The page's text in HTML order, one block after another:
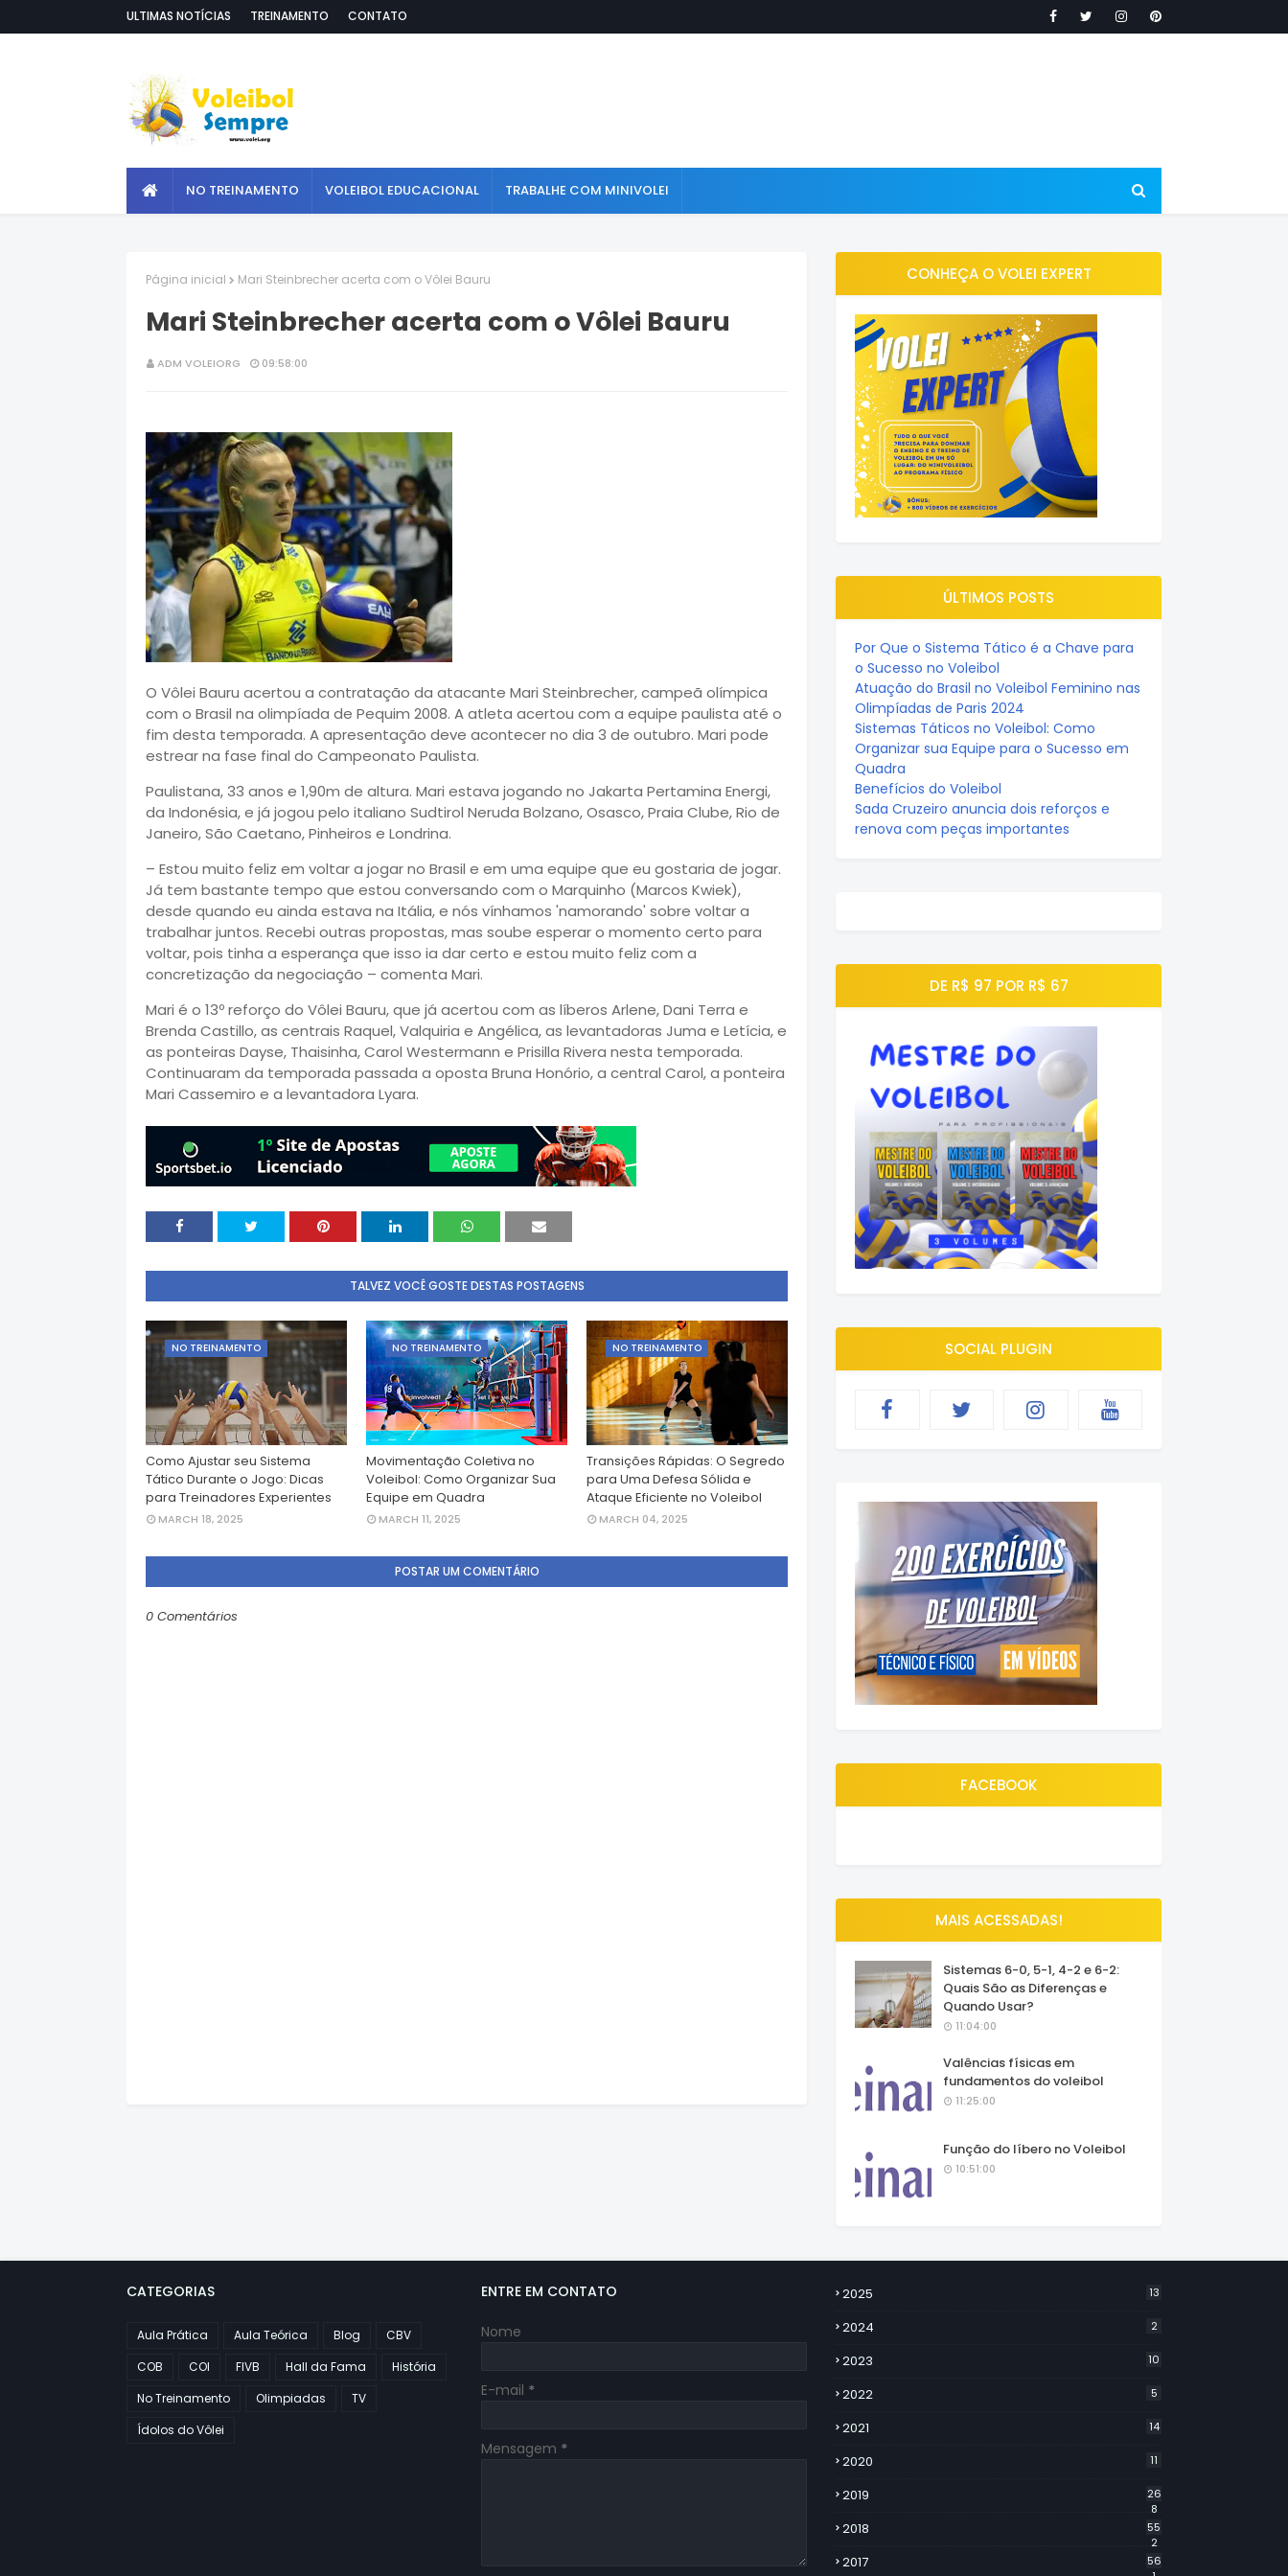
ULTIMAS NOTÍCIAS TREINAMENTO CONTATO
NO TREINAMENTO VOLEIBOL EDUCACIONAL TRABALHE COM MINIVOLEI
Página inicial Mari Steinbrecher acerta com o Vôlei Bauru
Mari Steinbrecher acerta com o Vôlei Bauru
ADM VOLEIORG 09:58:00
O Vôlei Bauru acertou a contratação da atacante Mari Steinbrecher, campeã olímpica
com o Brasil na olimpíada de Pequim 2008. A atleta acertou com a equipe paulista até o
fim desta temporada. A apresentação deve acontecer no dia 3 de outubro. Mari pode
estrear na fase final do Campeonato Paulista.
Paulistana, 33 anos e 1,90m de altura. Mari estava jogando no Jakarta Pertamina Energi,
da Indonésia, e já jogou pelo italiano Sudtirol Neruda Bolzano, Osasco, Praia Clube, Rio de
Janeiro, São Caetano, Pinheiros e Londrina.
– Estou muito feliz em voltar a jogar no Brasil e em uma equipe que eu gostaria de jogar.
Já tem bastante tempo que estou conversando com o Marquinho (Marcos Kwiek),
desde quando eu ainda estava na Itália, e nós vínhamos 'namorando' sobre voltar a
trabalhar juntos. Recebi outras propostas, mas soube esperar o momento certo para
voltar, pois tinha a esperança que isso ia dar certo e estou muito feliz com a
concretização da negociação – comenta Mari.
Mari é o 13º reforço do Vôlei Bauru, que já acertou com as líberos Arlene, Dani Terra e
Brenda Castillo, as centrais Raquel, Valquiria e Angélica, as levantadoras Juma e Letícia, e
as ponteiras Dayse, Thaisinha, Carol Westermann e Prisilla Rivera nesta temporada.
Continuaram da temporada passada a oposta Bruna Honório, a central Carol, a ponteira
Mari Cassemiro e a levantadora Lyara.
TALVEZ VOCÊ GOSTE DESTAS POSTAGENS
NO TREINAMENTO
Como Ajustar seu Sistema
Tático Durante o Jogo: Dicas
para Treinadores Experientes
MARCH 18, 2025
NO TREINAMENTO
Movimentação Coletiva no
Voleibol: Como Organizar Sua
Equipe em Quadra
MARCH 11, 2025
NO TREINAMENTO
Transições Rápidas: O Segredo
para Uma Defesa Sólida e
Ataque Eficiente no Voleibol
MARCH 04, 2025
POSTAR UM COMENTÁRIO
0 Comentários
CONHEÇA O VOLEI EXPERT
ÚLTIMOS POSTS
Por Que o Sistema Tático é a Chave para
o Sucesso no Voleibol
Atuação do Brasil no Voleibol Feminino nas
Olimpíadas de Paris 2024
Sistemas Táticos no Voleibol: Como
Organizar sua Equipe para o Sucesso em
Quadra
Benefícios do Voleibol
Sada Cruzeiro anuncia dois reforços e
renova com peças importantes
DE R$ 97 POR R$ 67
SOCIAL PLUGIN
FACEBOOK
MAIS ACESSADAS!
Sistemas 6-0, 5-1, 4-2 e 6-2:
Quais São as Diferenças e
Quando Usar?
11:04:00
Valências físicas em
fundamentos do voleibol
11:25:00
Função do líbero no Voleibol
10:51:00
CATEGORIAS
Aula Prática Aula Teórica Blog
CBV
COB
COI FIVB Hall da Fama
História
No Treinamento
Olimpiadas
TV
Ídolos do Vôlei
ENTRE EM CONTATO
Nome
E-mail *
Mensagem *
2025 13
2024 2
2023 10
2022 5
2021 14
2020 11
2019
26
8
2018
55
2
2017
56